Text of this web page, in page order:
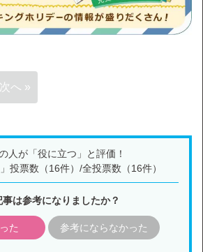
次へ »
人が「役に立つ」と評価！
投票数（16件）/全投票数（16件）
事は参考になりましたか？
た 参考にならなかった